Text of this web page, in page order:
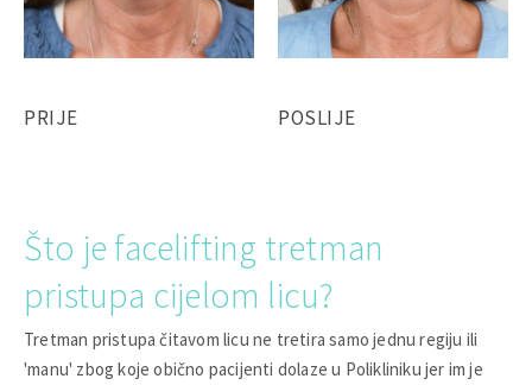
PRIJE POSLIJE
Što je facelifting tretman
pristupa cijelom licu?
Tretman pristupa čitavom licu ne tretira samo jednu regiju ili
'manu' zbog koje obično pacijenti dolaze u Polikliniku jer im je